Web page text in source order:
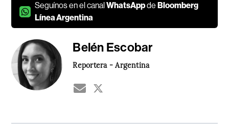
Seguínos en el canalWhatsAppdeBloomberg
Línea Argentina
Belén Escobar
Reportera - Argentina